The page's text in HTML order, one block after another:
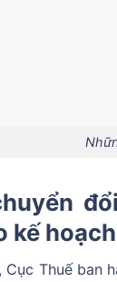
kế
Cục Thuế ban